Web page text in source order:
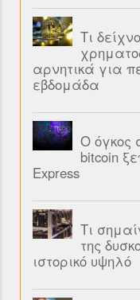
Τι
αρνητικά για
εβδομάδα
Ο όγκος
bitcoin
Express
Τι
της
ιστορικό υψηλό